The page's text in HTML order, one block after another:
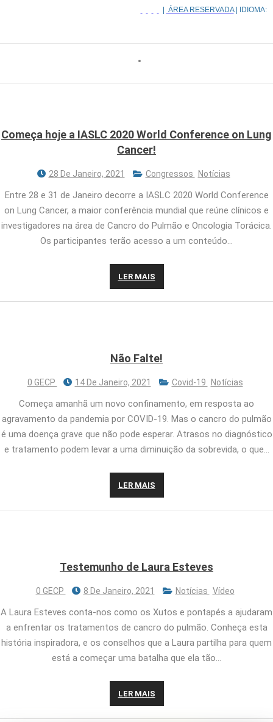
ÁREA RESERVADA| IDIOMA:
Começa hoje a IASLC 2020 World Conference on Lung
Cancer!
28 De Janeiro, 2021 Congressos Notícias
Entre 28 e 31 de Janeiro decorre a IASLC 2020 World Conference
on Lung Cancer, a maior conferência mundial que reúne clínicos e
investigadores na área de Cancro do Pulmão e Oncologia Torácica.
Os participantes terão acesso a um conteúdo…
LER MAIS
Não Falte!
0 GECP 14 De Janeiro, 2021 Covid-19 Notícias
Começa amanhã um novo confinamento, em resposta ao
agravamento da pandemia por COVID-19. Mas o cancro do pulmão
é uma doença grave que não pode esperar. Atrasos no diagnóstico
e tratamento podem levar a uma diminuição da sobrevida, o que…
LER MAIS
Testemunho de Laura Esteves
0 GECP 8 De Janeiro, 2021 Notícias Vídeo
A Laura Esteves conta-nos como os Xutos e pontapés a ajudaram
a enfrentar os tratamentos de cancro do pulmão. Conheça esta
história inspiradora, e os conselhos que a Laura partilha para quem
está a começar uma batalha que ela tão…
LER MAIS